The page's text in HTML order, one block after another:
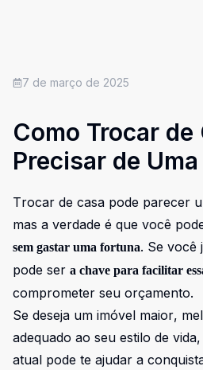
7 de março de 2025
Como Trocar de
Precisar de
Chave!
Trocar de casa pode parecer
mas a verdade é que você
sem gastar uma fortuna. Se você
pode ser a chave para facilitar
comprometer seu orçamento.
Se deseja um imóvel maior,
adequado ao seu estilo de
atual pode te ajudar a